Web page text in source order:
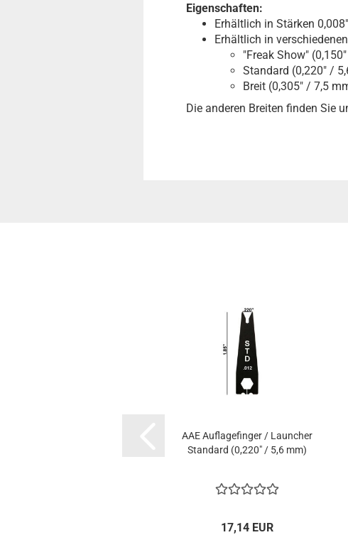
Eigenschaften:
Erhältlich in Stärken
Erhältlich in
"Freak Show"
Standard (0,220" /
Breit (0,305" / 7,5
Die anderen Breiten finden Sie
AAE Auflagefinger / Launcher
Standard (0,220" / 5,6 mm)
17,14 EUR